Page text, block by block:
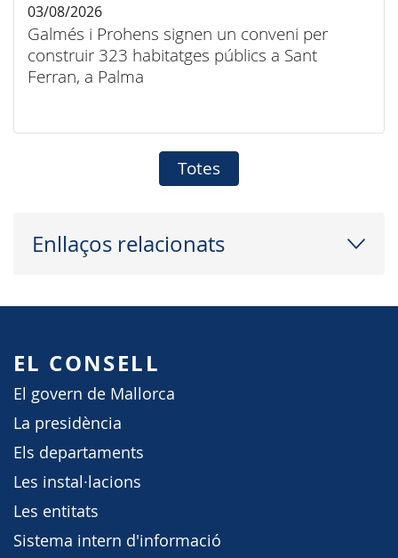
Galmés i Prohens signen un conveni per
construir 323 habitatges públics a Sant
Ferran, a Palma
03/08/2026
Totes
Enllaços relacionats
EL CONSELL
El govern de Mallorca
La presidència
Els departaments
Les instal·lacions
Les entitats
Sistema intern d'informació